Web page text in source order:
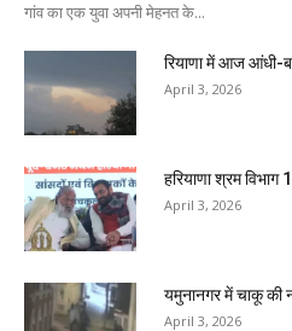
गांव का एक युवा अपनी मेहनत के...
रियाणा में आज आंधी-
April 3, 2026
हरियाणा श्रम विभाग
April 3, 2026
यमुनानगर में चाकू की
April 3, 2026